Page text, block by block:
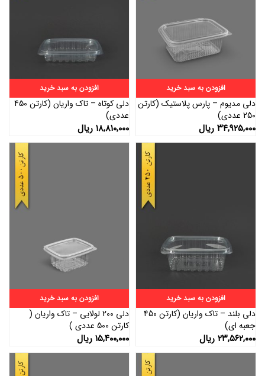
افزودن به سبد خرید
دلی مدیوم – پارس پلاستیک (کارتن
250 عددی)
۳۴,۹۲۵,۰۰۰ ریال
افزودن به سبد خرید
دلی کوتاه – تاک واریان (کارتن 450
عددی)
۱۸,۸۱۰,۰۰۰ ریال
افزودن به سبد خرید
دلی بلند – تاک واریان (کارتن 450
جعبه ای)
۲۳,۵۶۲,۰۰۰ ریال
افزودن به سبد خرید
دلی 200 لولایی – تاک واریان (
کارتن 500 عددی )
۱۵,۴۰۰,۰۰۰ ریال